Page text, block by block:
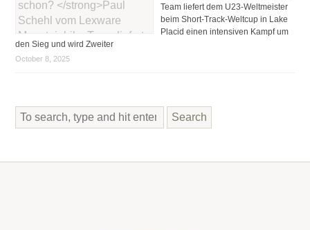
Team liefert dem U23-Weltmeister
beim Short-Track-Weltcup in Lake
Placid einen intensiven Kampf um
den Sieg und wird Zweiter
October 8, 2025
Search